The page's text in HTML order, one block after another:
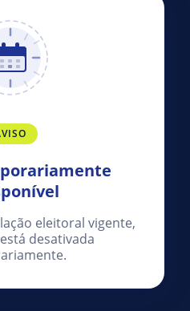
eleitoral vigente,
desativada